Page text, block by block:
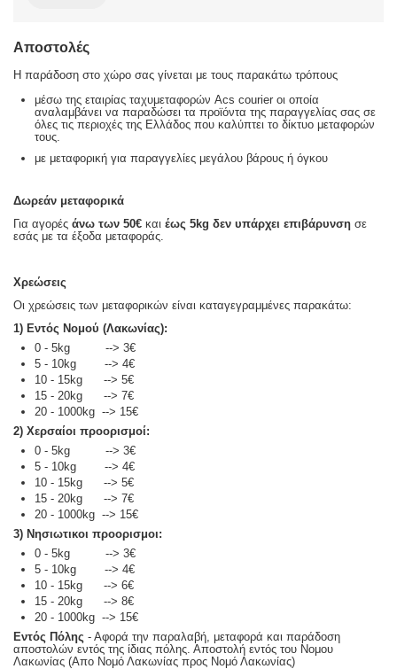
Αποστολές
Η παράδοση στο χώρο σας γίνεται με τους παρακάτω τρόπους
μέσω της εταιρίας ταχυμεταφορών Acs courier οι οποία
αναλαμβάνει να παραδώσει τα προϊόντα της παραγγελίας σας σε
όλες τις περιοχές της Ελλάδος που καλύπτει το δίκτυο μεταφορών
τους.
με μεταφορική για παραγγελίες μεγάλου βάρους ή όγκου
Δωρεάν μεταφορικά
Για αγορέςάνω των 50€ καιέως 5kg δεν υπάρχει επιβάρυνση σε
εσάς με τα έξοδα μεταφοράς.
Χρεώσεις
Οι χρεώσεις των μεταφορικών είναι καταγεγραμμένες παρακάτω:
1) Εντός Νομού (Λακωνίας):
0 - 5kg --> 3€
5 - 10kg --> 4€
10 - 15kg --> 5€
15 - 20kg --> 7€
20 - 1000kg --> 15€
2) Χερσαίοι προορισμοί:
0 - 5kg --> 3€
5 - 10kg --> 4€
10 - 15kg --> 5€
15 - 20kg --> 7€
20 - 1000kg --> 15€
3) Νησιωτικοι προορισμοι:
0 - 5kg --> 3€
5 - 10kg --> 4€
10 - 15kg --> 6€
15 - 20kg --> 8€
20 - 1000kg --> 15€
Εντός Πόλης - Αφορά την παραλαβή, μεταφορά και παράδοση
αποστολών εντός της ίδιας πόλης. Αποστολή εντός του Νομου
Λακωνίας (Απο Νομό Λακωνίας προς Νομό Λακωνίας)